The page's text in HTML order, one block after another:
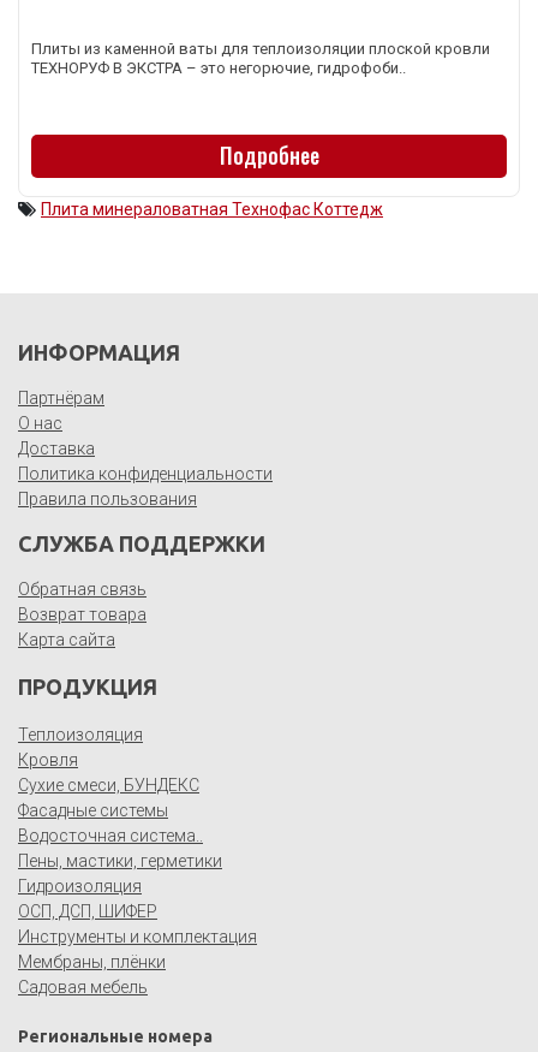
Плиты из каменной ваты для теплоизоляции плоской кровли
ТЕХНОРУФ В ЭКСТРА – это негорючие, гидрофоби..
Подробнее
Плита минераловатная Технофас Коттедж
ИНФОРМАЦИЯ
Партнёрам
О нас
Доставка
Политика конфиденциальности
Правила пользования
СЛУЖБА ПОДДЕРЖКИ
Обратная связь
Возврат товара
Карта сайта
ПРОДУКЦИЯ
Теплоизоляция
Кровля
Сухие смеси, БУНДЕКС
Фасадные системы
Водосточная система..
Пены, мастики, герметики
Гидроизоляция
ОСП, ДСП, ШИФЕР
Инструменты и комплектация
Мембраны, плёнки
Садовая мебель
Региональные номера